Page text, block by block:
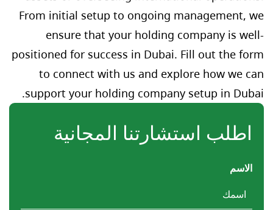
اطلب استشارتنا المجانية
الاسم
From initial setup to ongoing management, we
ensure that your holding company is well-
positioned for success in Dubai. Fill out the form
to connect with us and explore how we can
support your holding company setup in Dubai.